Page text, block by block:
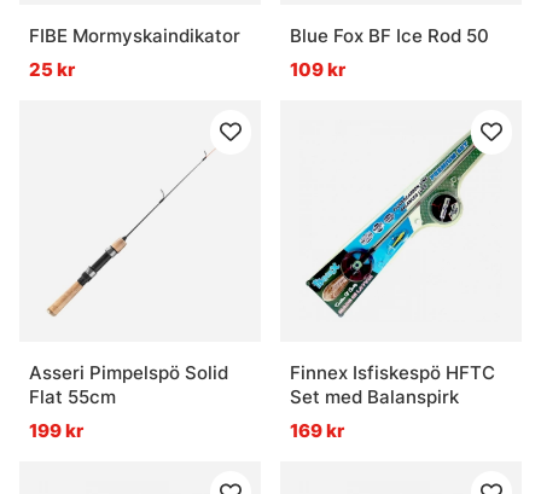
FIBE Mormyskaindikator
25 kr
Blue Fox BF Ice Rod 50
109 kr
Asseri Pimpelspö Solid
Flat 55cm
199 kr
Finnex Isfiskespö HFTC
Set med Balanspirk
169 kr